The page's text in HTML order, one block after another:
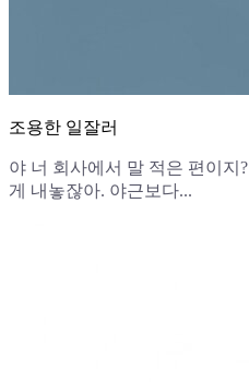
조용한 일잘러
야 너 회사에서 말 적은 편이지
게 내놓잖아. 야근보다...